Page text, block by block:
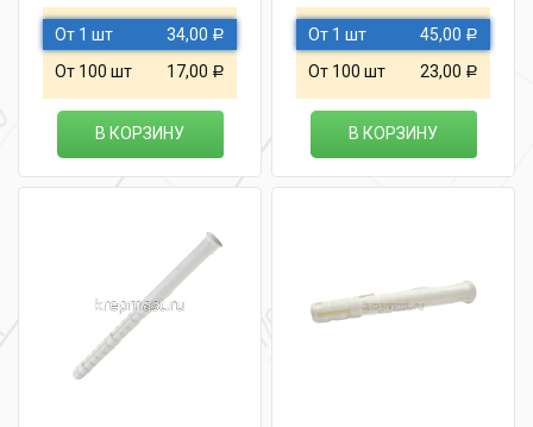
От 1 шт 34,00 Р
От 100 шт 17,00 Р
В КОРЗИНУ
От 1 шт 45,00 Р
От 100 шт 23,00 Р
В КОРЗИНУ